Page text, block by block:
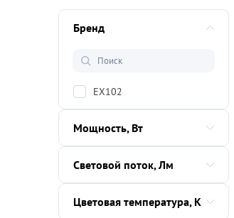
Бренд
EX102
Мощность, Вт
Световой поток, Лм
Цветовая температура, K